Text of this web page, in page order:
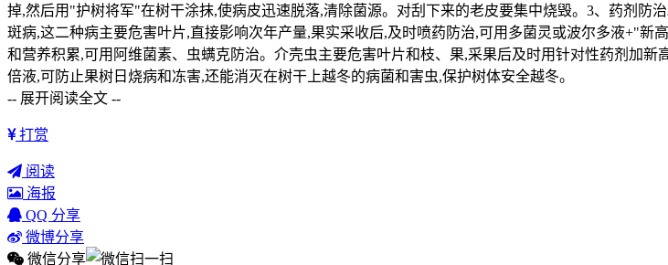
掉,然后用"护树将军"在树干涂抹,使病皮迅速脱落,清除菌源。对刮下来的老皮要集中烧毁。3、药剂
斑病,这二种病主要危害叶片,直接影响次年产量,果实采收后,及时喷药防治,可用多菌灵或波尔多液+"
和营养积累,可用阿维菌素、虫螨克防治。介壳虫主要危害叶片和枝、果,采果后及时用针对性药剂加
倍液,可防止果树日烧病和冻害,还能消灭在树干上越冬的病菌和害虫,保护树体安全越冬。
-- 展开阅读全文 --
打赏
阅读
海报
QQ 分享
微博分享
微信分享